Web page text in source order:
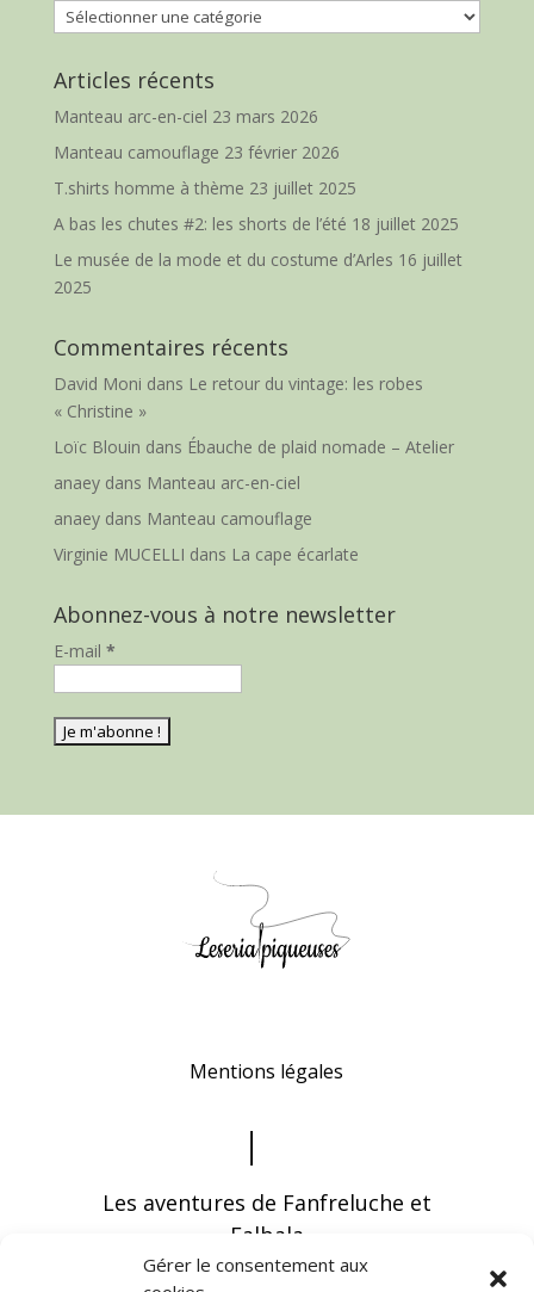
Gérer le consentement aux
Catégories
Articles récents
Manteau arc-en-ciel 23 mars 2026
Manteau camouflage 23 février 2026
T.shirts homme à thème 23 juillet 2025
A bas les chutes #2: les shorts de l’été 18 juillet 2025
Le musée de la mode et du costume d’Arles 16 juillet
2025
Commentaires récents
David Moni dans Le retour du vintage: les robes
« Christine »
Loïc Blouin dans Ébauche de plaid nomade – Atelier
anaeydans Manteau arc-en-ciel
anaeydans Manteau camouflage
Virginie MUCELLI dans La cape écarlate
Abonnez-vous à notre newsletter
E-mail *
Mentions légales
Les aventures de Fanfreluche et
Falbala